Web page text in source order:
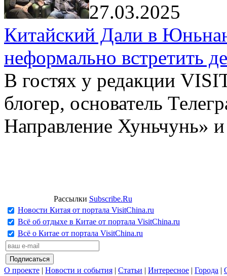
27.03.2025
Китайский Дали в
неформально встретить
В гостях у редакции
блогер, основатель
Направление Хуньчунь»
Рассылки Subscribe.Ru
Новости Китая от портала VisitChina.ru
Всё об отдыхе в Китае от портала VisitChina.ru
Всё о Китае от портала VisitChina.ru
О проекте | Новости и события | Статьи | Интересное | Города |